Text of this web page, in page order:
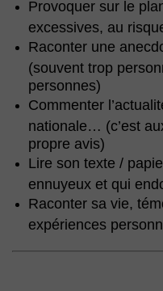
Provoquer sur le
excessives, au
Raconter une
(souvent trop
personnes)
Commenter
nationale… (c’est
propre avis)
Lire son texte /
ennuyeux et qui
Raconter sa vie,
expériences